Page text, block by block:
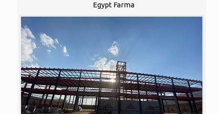
Egypt Farma